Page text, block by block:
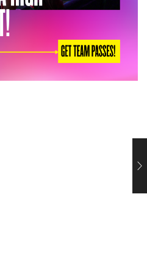
beneficiile de sanatate
oferta unei companii si, totusi,